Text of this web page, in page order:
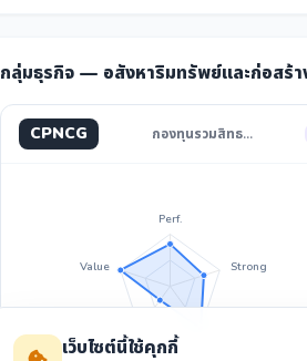
กลุ่มธุรกิจ — อสังหาริมทรัพย์และก่อสร้า
CPNCG กองทุนรวมสิทธ…
Perf.
Strong
Invest
Value
เว็บไซต์นี้ใช้คุกกี้